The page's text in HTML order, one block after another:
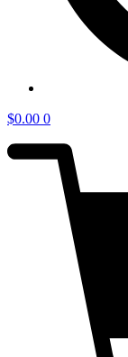
$0.00 0